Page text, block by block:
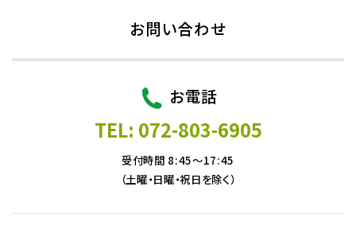
お問い合わせ
お電話
TEL: 072-803-6905
受付時間 8:45～17:45
（土曜・日曜・祝日を除く）